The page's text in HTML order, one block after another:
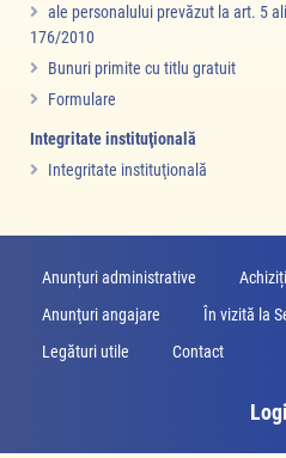
ale personalului prevăzut la art. 5
176/2010
Bunuri primite cu titlu gratuit
Formulare
Integritate instituţională
Integritate instituţională
Anunțuri administrative
Anunţuri angajare
În vizită la
Legături utile
Contact